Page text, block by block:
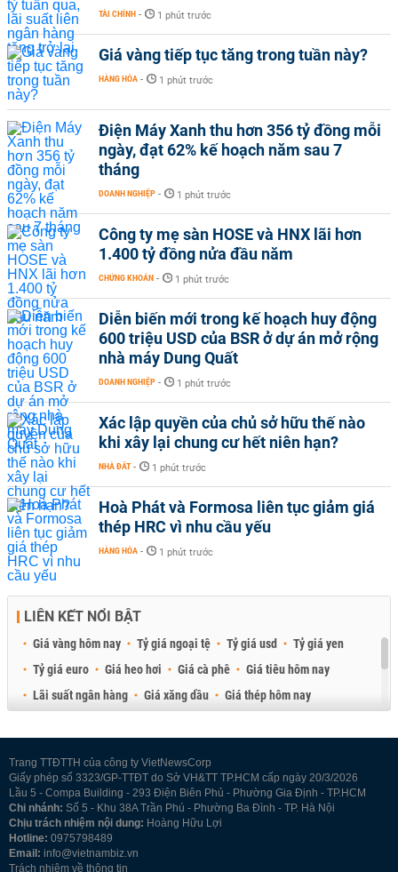
TÀI CHÍNH - 1 phút trước
Giá vàng tiếp tục tăng trong tuần này?
HÀNG HÓA - 1 phút trước
Điện Máy Xanh thu hơn 356 tỷ đồng mỗi
ngày, đạt 62% kế hoạch năm sau 7
tháng
DOANH NGHIỆP - 1 phút trước
Công ty mẹ sàn HOSE và HNX lãi hơn
1.400 tỷ đồng nửa đầu năm
CHỨNG KHOÁN - 1 phút trước
Diễn biến mới trong kế hoạch huy động
600 triệu USD của BSR ở dự án mở rộng
nhà máy Dung Quất
DOANH NGHIỆP - 1 phút trước
Xác lập quyền của chủ sở hữu thế nào
khi xây lại chung cư hết niên hạn?
NHÀ ĐẤT - 1 phút trước
Hoà Phát và Formosa liên tục giảm giá
thép HRC vì nhu cầu yếu
HÀNG HÓA - 1 phút trước
LIÊN KẾT NỔI BẬT
Giá vàng hôm nay Tỷ giá ngoại tệ Tỷ giá usd
Tỷ giá yen
Tỷ giá euro
Giá heo hơi Giá cà phê
Giá tiêu hôm nay
Lãi suất ngân hàng
Giá xăng dầu
Giá thép hôm nay
Trang TTĐTTH của công ty VietNewsCorp
Giấy phép số 3323/GP-TTĐT do Sở VH&TT TP.HCM cấp ngày 20/3/2026
Lầu 5 - Compa Building - 293 Điện Biên Phủ - Phường Gia Định - TP.HCM
Chi nhánh: Số 5 - Khu 38A Trần Phú - Phường Ba Đình - TP. Hà Nội
Chịu trách nhiệm nội dung: Hoàng Hữu Lợi
Hotline: 0975798489
Email: info@vietnambiz.vn
Trách nhiệm về thông tin